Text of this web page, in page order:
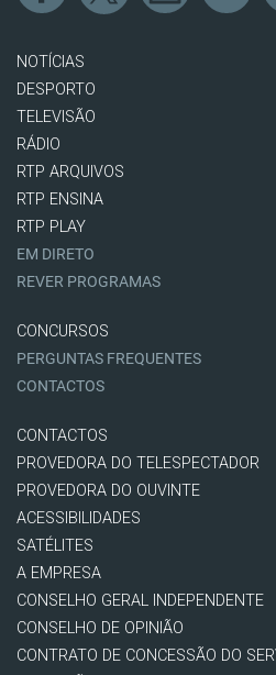
NOTÍCIAS
DESPORTO
TELEVISÃO
RÁDIO
RTP ARQUIVOS
RTP ENSINA
RTP PLAY
EM DIRETO
REVER PROGRAMAS
CONCURSOS
PERGUNTAS FREQUENTES
CONTACTOS
CONTACTOS
PROVEDORA DO TELESPECTADOR
PROVEDORA DO OUVINTE
ACESSIBILIDADES
SATÉLITES
A EMPRESA
CONSELHO GERAL INDEPENDENTE
CONSELHO DE OPINIÃO
CONTRATO DE CONCESSÃO DO